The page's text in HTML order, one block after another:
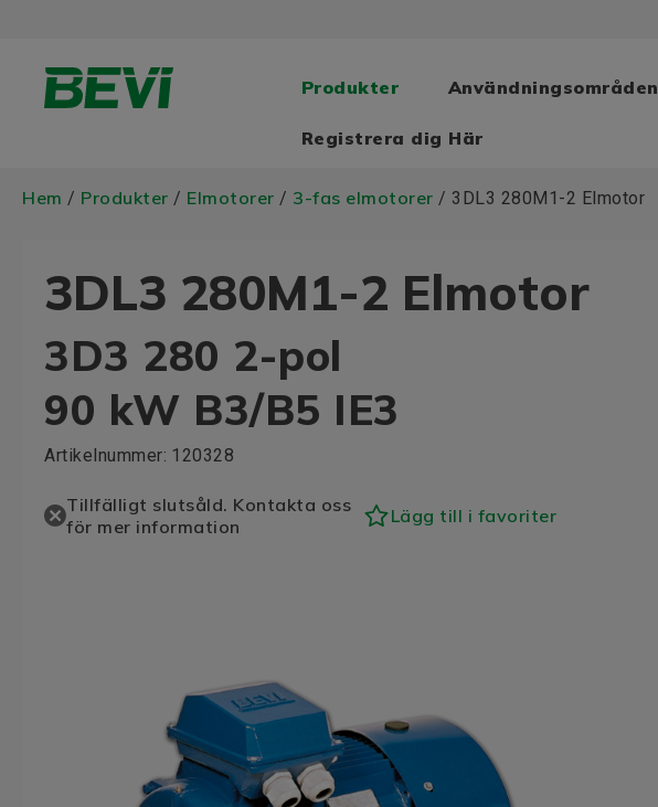
Produkter Användningsområden
Registrera dig Här
Hem / Produkter / Elmotorer / 3-fas elmotorer / 3DL3 280M1-2 Elmotor
3DL3 280M1-2 Elmotor
3D3 280 2-pol
90 kW B3/B5 IE3
Artikelnummer: 120328
Tillfälligt slutsåld. Kontakta oss
för mer information
Lägg till i favoriter